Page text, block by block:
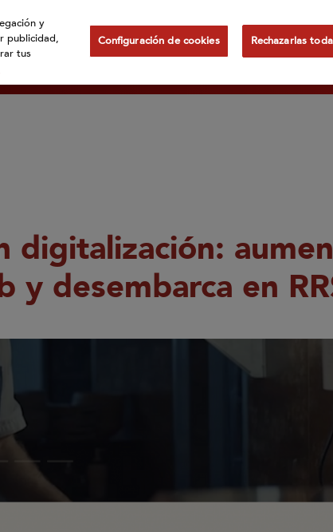
Internacional
Actualidad
ES
Canal
digitalización:
desembarca en
y
publicidad,
tus
Configuración de cookies Rechazarlas